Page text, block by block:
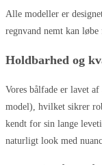
Alle modeller er
regnvand nemt kan
Holdbarhed og
Vores bålfade er lavet
model), hvilket sikrer
kendt for sin lange
naturligt look med